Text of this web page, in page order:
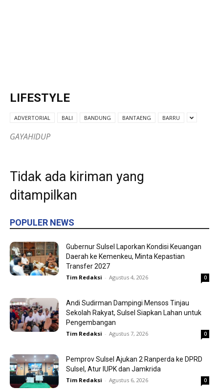
LIFESTYLE
ADVERTORIAL BALI BANDUNG BANTAENG BARRU
GAYAHIDUP
Tidak ada kiriman yang
ditampilkan
POPULER NEWS
Gubernur Sulsel Laporkan Kondisi Keuangan
Daerah ke Kemenkeu, Minta Kepastian
Transfer 2027
Tim Redaksi - Agustus 4, 2026 0
Andi Sudirman Dampingi Mensos Tinjau
Sekolah Rakyat, Sulsel Siapkan Lahan untuk
Pengembangan
Tim Redaksi - Agustus 7, 2026 0
Pemprov Sulsel Ajukan 2 Ranperda ke DPRD
Sulsel, Atur IUPK dan Jamkrida
Tim Redaksi - Agustus 6, 2026 0